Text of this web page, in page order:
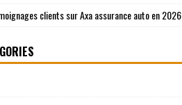
clients sur Axa assurance auto en 2026